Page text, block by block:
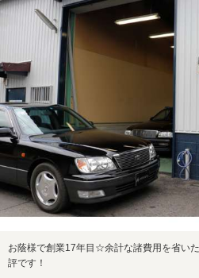
お蔭様で創業17年目☆余計な諸費用を省い
評です！